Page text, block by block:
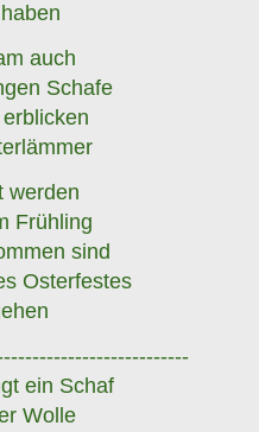
auch
Schafe
werden
Frühling
sind
Osterfestes
ein Schaf
Wolle